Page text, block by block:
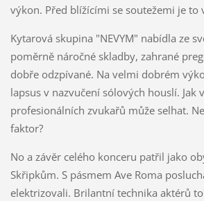
výkon. Před blížícími se soutežemi je to
Kytarová skupina "NEVYM" nabídla ze
poměrně náročné skladby, zahrané
dobře odzpívané. Na velmi dobrém
lapsus v nazvučení sólových houslí. Jak
profesionálních zvukařů může selhat.
faktor?
No a závěr celého konceru patřil jako
Skřipkům. S pásmem Ave Roma
elektrizovali. Brilantní technika aktérů